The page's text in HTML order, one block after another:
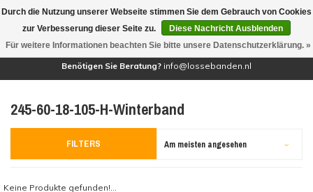
(0)
Benötigen Sie Beratung? info@lossebanden.nl
245-60-18-105-H-Winterband
FILTERS Am meisten angesehen
Keine Produkte gefunden!...
Durch die Nutzung unserer Webseite stimmen Sie dem Gebrauch von Cookies
zur Verbesserung dieser Seite zu.
Diese Nachricht Ausblenden
Für weitere Informationen beachten Sie bitte unsere Datenschutzerklärung. »